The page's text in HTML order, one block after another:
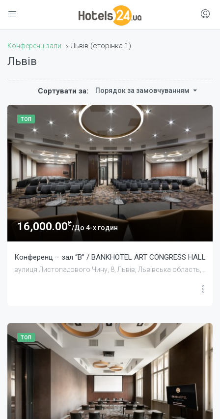
Конференц-зали Львів (сторінка 1)
Львів
Сортувати за: Порядок за замовчуванням
ТОП
16,000.00₴
/До 4-х годин
Конференц – зал “В” / BANKHOTEL ART CONGRESS HALL
вулиця Листопадового Чину, 8, Львів, Львівська область, Україна
ТОП